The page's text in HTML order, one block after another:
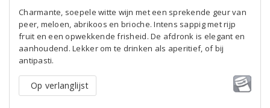
Charmante, soepele witte wijn met een sprekende geur van
peer, meloen, abrikoos en brioche. Intens sappig met rijp
fruit en een opwekkende frisheid. De afdronk is elegant en
aanhoudend. Lekker om te drinken als aperitief, of bij
antipasti.
Op verlanglijst